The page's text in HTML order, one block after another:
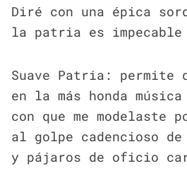
Diré con una épica
la patria es impecable
Suave Patria: permite
en la más honda
con que me modelaste
al golpe cadencioso
y pájaros de oficio